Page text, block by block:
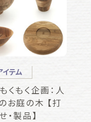
テム
くもく企画：人
お庭の木 【打
・製品】